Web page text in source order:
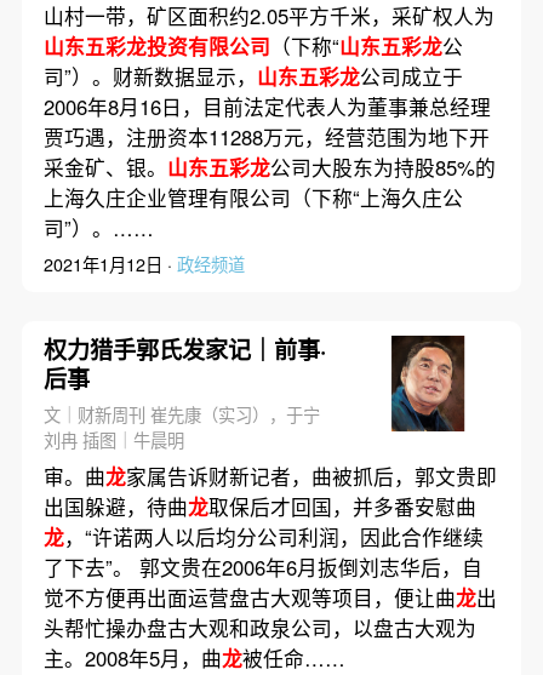
山村一带，矿区面积约2.05平方千米，采矿权人为
山东五彩龙投资有限公司 （下称“山东五彩龙公
司”）。财新数据显示， 山东五彩龙公司成立于
2006年8月16日，目前法定代表人为董事兼总经理
贾巧遇，注册资本11288万元，经营范围为地下开
采金矿、银。 山东五彩龙公司大股东为持股85%的
上海久庄企业管理有限公司（下称“上海久庄公
司”）。……
2021年1月12日 · 政经频道
权力猎手郭氏发家记｜前事·
后事
文｜财新周刊 崔先康（实习），于宁
刘冉 插图｜牛晨明
审。曲龙家属告诉财新记者，曲被抓后，郭文贵即
出国躲避，待曲龙取保后才回国，并多番安慰曲
龙，“许诺两人以后均分公司利润，因此合作继续
了下去”。 郭文贵在2006年6月扳倒刘志华后，自
觉不方便再出面运营盘古大观等项目，便让曲龙出
头帮忙操办盘古大观和政泉公司，以盘古大观为
主。2008年5月，曲龙被任命……